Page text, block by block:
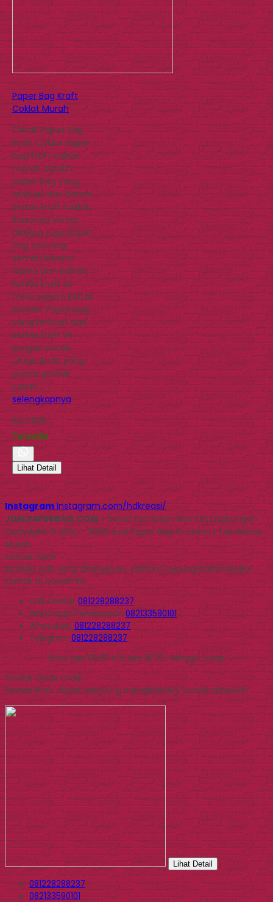
Paper Bag Kraft
Coklat Murah
Cetak Paper Bag
Kraft Coklat Paper
bag kraft coklat
murah adalah
paper bag yang
terbuat dari bahan
kertas kraft coklat.
Biasanya sering
disebut juga paper
bag kantong
semen karena
warna dan bahan
kertas kraft ini
mirip seperti kertas
semen. Paper bag
yang terbuat dari
kertas kraft ini
sangat cocok
untuk Anda yang
punya produk
jualan…
selengkapnya
Rp 2.500
Tersedia
Lihat Detail
Instagram instagram.com/hdkreasi/
JUALPAPERBAG.COM- Solusi Kemasan Ramah Lingkungan
Copyright © 2014 - 2026 Jual Paper Bag Custom | Tas Kertas
Murah
Kontak Kami
Apabila ada yang ditanyakan, silahkan hubungi kami melalui
kontak di bawah ini.
Call Center081228288237
WhatsappPemesanan 082133590101
Whatsapp081228288237
Telegram081228288237
Buka jam 09.00 s/d jam 16.00 , Minggu tutup
Produk Quick Order
Pemesanan dapat langsung menghubungi kontak dibawah:
Lihat Detail
081228288237
082133590101